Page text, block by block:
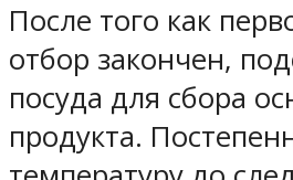
После того как
отбор закончен,
посуда для сбора
продукта.